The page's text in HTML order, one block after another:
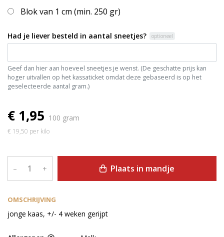
OMSCHRIJVING
jonge kaas, +/- 4 weken gerijpt
Blok van 1 cm (min. 250 gr)
Had je liever besteld in aantal sneetjes? optioneel
Geef dan hier aan hoeveel sneetjes je wenst. (De geschatte prijs kan
hoger uitvallen op het kassaticket omdat deze gebaseerd is op het
geselecteerde aantal gram.)
€ 1,95 100 gram
€ 19,50 per kilo
– + Plaats in mandje